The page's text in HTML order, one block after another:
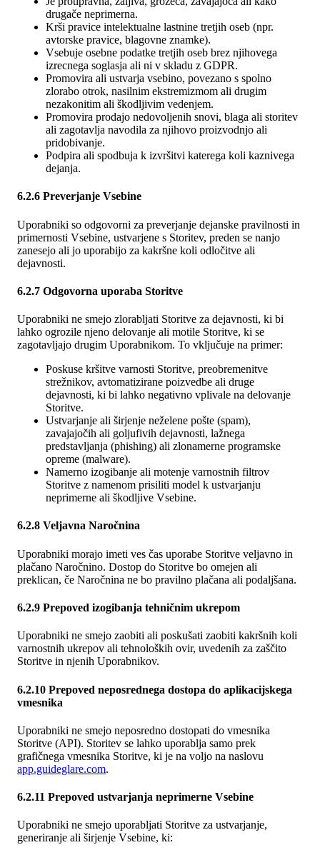
drugače neprimerna.
Krši pravice intelektualne lastnine tretjih oseb (npr.
avtorske pravice, blagovne znamke).
Vsebuje osebne podatke tretjih oseb brez njihovega
izrecnega soglasja ali ni v skladu z GDPR.
Promovira ali ustvarja vsebino, povezano s spolno
zlorabo otrok, nasilnim ekstremizmom ali drugim
nezakonitim ali škodljivim vedenjem.
Promovira prodajo nedovoljenih snovi, blaga ali storitev
ali zagotavlja navodila za njihovo proizvodnjo ali
pridobivanje.
Podpira ali spodbuja k izvršitvi katerega koli kaznivega
dejanja.
6.2.6 Preverjanje Vsebine
Uporabniki so odgovorni za preverjanje dejanske pravilnosti in
primernosti Vsebine, ustvarjene s Storitev, preden se nanjo
zanesejo ali jo uporabijo za kakršne koli odločitve ali
dejavnosti.
6.2.7 Odgovorna uporaba Storitve
Uporabniki ne smejo zlorabljati Storitve za dejavnosti, ki bi
lahko ogrozile njeno delovanje ali motile Storitve, ki se
zagotavljajo drugim Uporabnikom. To vključuje na primer:
Poskuse kršitve varnosti Storitve, preobremenitve
strežnikov, avtomatizirane poizvedbe ali druge
dejavnosti, ki bi lahko negativno vplivale na delovanje
Storitve.
Ustvarjanje ali širjenje neželene pošte (spam),
zavajajočih ali goljufivih dejavnosti, lažnega
predstavljanja (phishing) ali zlonamerne programske
opreme (malware).
Namerno izogibanje ali motenje varnostnih filtrov
Storitve z namenom prisiliti model k ustvarjanju
neprimerne ali škodljive Vsebine.
6.2.8 Veljavna Naročnina
Uporabniki morajo imeti ves čas uporabe Storitve veljavno in
plačano Naročnino. Dostop do Storitve bo omejen ali
preklican, če Naročnina ne bo pravilno plačana ali podaljšana.
6.2.9 Prepoved izogibanja tehničnim ukrepom
Uporabniki ne smejo zaobiti ali poskušati zaobiti kakršnih koli
varnostnih ukrepov ali tehnoloških ovir, uvedenih za zaščito
Storitve in njenih Uporabnikov.
6.2.10 Prepoved neposrednega dostopa do aplikacijskega
vmesnika
Uporabniki ne smejo neposredno dostopati do vmesnika
Storitve (API). Storitev se lahko uporablja samo prek
grafičnega vmesnika Storitve, ki je na voljo na naslovu
app.guideglare.com.
6.2.11 Prepoved ustvarjanja neprimerne Vsebine
Uporabniki ne smejo uporabljati Storitve za ustvarjanje,
generiranje ali širjenje Vsebine, ki: